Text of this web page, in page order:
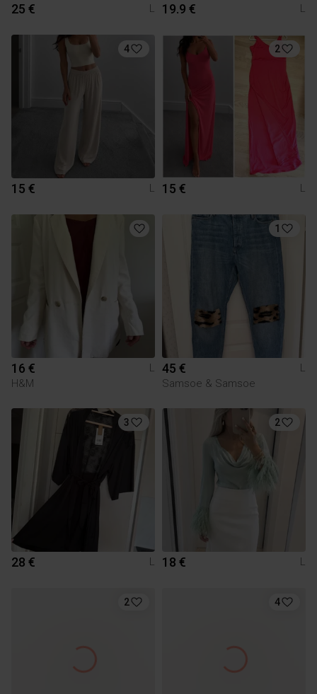
25 € L 19.9 € L
4
15 € L
2
15 € L
16 €
L
H&M
1
45 €
L
Samsoe & Samsoe
3
28 € L
2
18 € L
2 4